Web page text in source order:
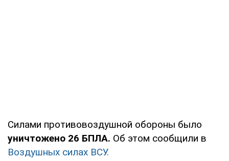
Силами противовоздушной обороны было
уничтожено 26 БПЛА. Об этом сообщили в
Воздушных силах ВСУ.